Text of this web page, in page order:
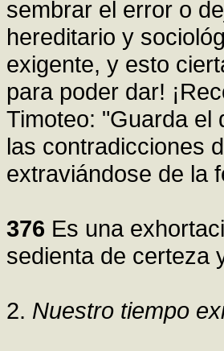
sembrar el error o
hereditario y
exigente, y esto
para poder dar!
Timoteo: "Guarda el
las contradicciones
extraviándose de la
376 Es una
sedienta de certeza
2. Nuestro tiempo